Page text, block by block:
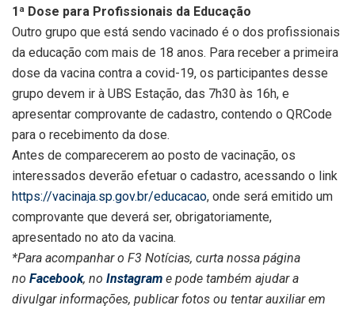
1ª Dose para Profissionais da Educação
Outro grupo que está sendo vacinado é o dos profissionais
da educação com mais de 18 anos. Para receber a primeira
dose da vacina contra a covid-19, os participantes desse
grupo devem ir à UBS Estação, das 7h30 às 16h, e
apresentar comprovante de cadastro, contendo o QRCode
para o recebimento da dose.
Antes de comparecerem ao posto de vacinação, os
interessados deverão efetuar o cadastro, acessando o link
https://vacinaja.sp.gov.br/educacao, onde será emitido um
comprovante que deverá ser, obrigatoriamente,
apresentado no ato da vacina.
*Para acompanhar o F3 Notícias, curta nossa página
no Facebook, no Instagram e pode também ajudar a
divulgar informações, publicar fotos ou tentar auxiliar em